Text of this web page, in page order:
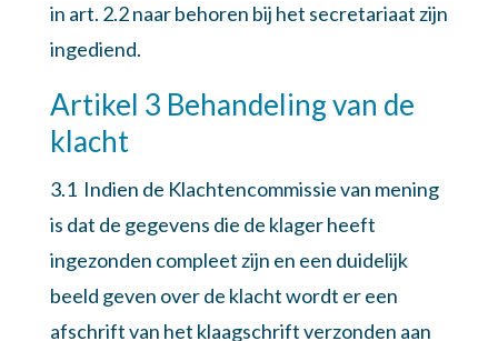
in art. 2.2 naar behoren bij het secretariaat zijn
ingediend.
Artikel 3 Behandeling van de
klacht
3.1 Indien de Klachtencommissie van mening
is dat de gegevens die de klager heeft
ingezonden compleet zijn en een duidelijk
beeld geven over de klacht wordt er een
afschrift van het klaagschrift verzonden aan